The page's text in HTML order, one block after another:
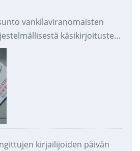
vankilaviranomaisten
käsikirjoitusten
tuhoamisesta
kirjailijoiden päivän